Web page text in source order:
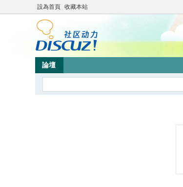
設為首頁 收藏本站
論壇